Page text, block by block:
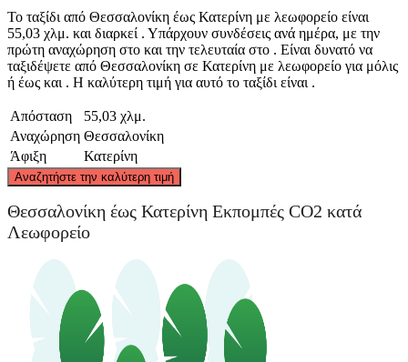
Το ταξίδι από Θεσσαλονίκη έως Κατερίνη με λεωφορείο είναι
55,03 χλμ. και διαρκεί . Υπάρχουν συνδέσεις ανά ημέρα, με την
πρώτη αναχώρηση στο και την τελευταία στο . Είναι δυνατό να
ταξιδέψετε από Θεσσαλονίκη σε Κατερίνη με λεωφορείο για μόλις
ή έως και . Η καλύτερη τιμή για αυτό το ταξίδι είναι .
Απόσταση
55,03 χλμ.
Αναχώρηση Θεσσαλονίκη
Άφιξη
Κατερίνη
Αναζητήστε την καλύτερη τιμή
Θεσσαλονίκη έως Κατερίνη Εκπομπές CO2 κατά
Λεωφορείο